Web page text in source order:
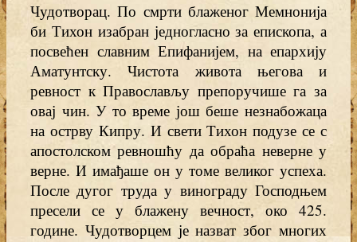
Чудотворац. По смрти блаженог Мемнонија
би Тихон изабран једногласно за епископа, а
посвећен славним Епифанијем, на епархију
Аматунтску. Чистота живота његова и
ревност к Православљу препоручише га за
овај чин. У то време још беше незнабожаца
на острву Кипру. И свети Тихон подузе се с
апостолском ревношћу да обраћа неверне у
верне. И имађаше он у томе великог успеха.
После дугог труда у винограду Господњем
пресели се у блажену вечност, око 425.
године. Чудотворцем је назват због многих